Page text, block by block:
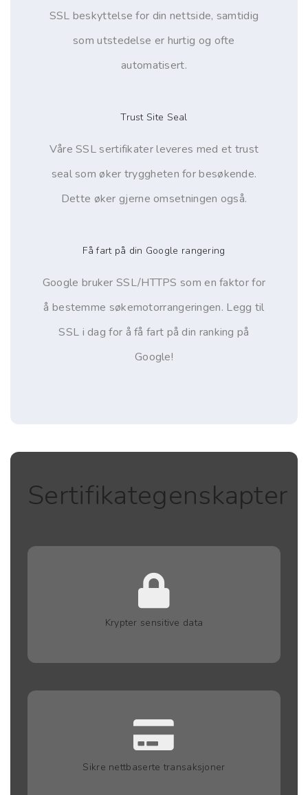
SSL beskyttelse for din nettside, samtidig
som utstedelse er hurtig og ofte
automatisert.
Trust Site Seal
Våre SSL sertifikater leveres med et trust
seal som øker tryggheten for besøkende.
Dette øker gjerne omsetningen også.
Få fart på din Google rangering
Google bruker SSL/HTTPS som en faktor for
å bestemme søkemotorrangeringen. Legg til
SSL i dag for å få fart på din ranking på
Google!
Sertifikategenskapter
Krypter sensitive data
Sikre nettbaserte transaksjoner